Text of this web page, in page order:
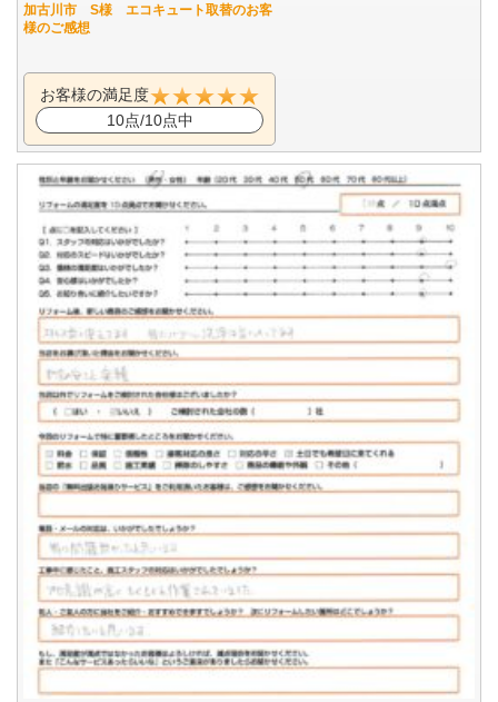
加古川市 S様 エコキュート取替のお客
様のご感想
お客様の満足度
10点/10点中